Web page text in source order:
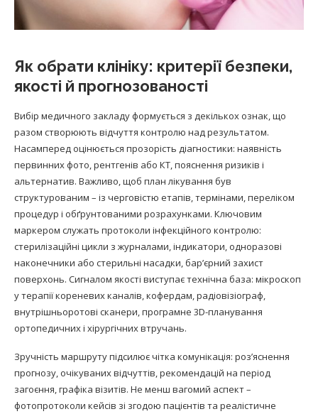
Як обрати клініку: критерії безпеки,
якості й прогнозованості
Вибір медичного закладу формується з декількох ознак, що
разом створюють відчуття контролю над результатом.
Насамперед оцінюється прозорість діагностики: наявність
первинних фото, рентгенів або КТ, пояснення ризиків і
альтернатив. Важливо, щоб план лікування був
структурованим – із черговістю етапів, термінами, переліком
процедур і обґрунтованими розрахунками. Ключовим
маркером служать протоколи інфекційного контролю:
стерилізаційні цикли з журналами, індикатори, одноразові
наконечники або стерильні насадки, бар’єрний захист
поверхонь. Сигналом якості виступає технічна база: мікроскоп
у терапії кореневих каналів, кофердам, радіовізіограф,
внутрішньоротові сканери, програмне 3D-планування
ортопедичних і хірургічних втручань.
Зручність маршруту підсилює чітка комунікація: роз’яснення
прогнозу, очікуваних відчуттів, рекомендацій на період
загоєння, графіка візитів. Не менш вагомий аспект –
фотопротоколи кейсів зі згодою пацієнтів та реалістичне